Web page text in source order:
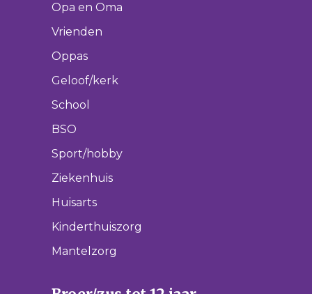
Opa en Oma
Vrienden
Oppas
Geloof/kerk
School
BSO
Sport/hobby
Ziekenhuis
Huisarts
Kinderthuiszorg
Mantelzorg